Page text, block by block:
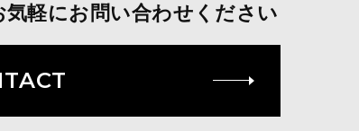
軽にお問い合わせください